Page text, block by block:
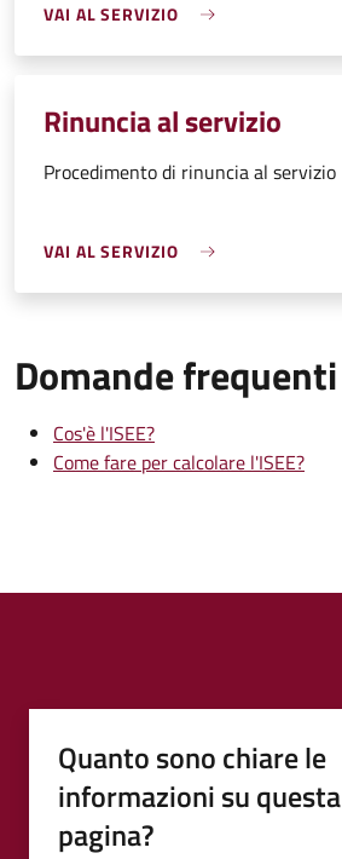
VAI AL SERVIZIO
Rinuncia al servizio
Procedimento di rinuncia al servizio
VAI AL SERVIZIO
Domande frequenti
Cos'è l'ISEE?
Come fare per calcolare l'ISEE?
Quanto sono chiare le
informazioni su questa
pagina?